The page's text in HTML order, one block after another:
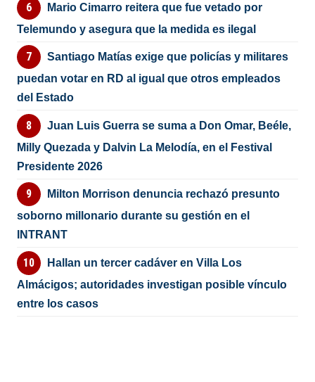
Mario Cimarro reitera que fue vetado por
Telemundo y asegura que la medida es ilegal
Santiago Matías exige que policías y militares
puedan votar en RD al igual que otros empleados
del Estado
Juan Luis Guerra se suma a Don Omar, Beéle,
Milly Quezada y Dalvin La Melodía, en el Festival
Presidente 2026
Milton Morrison denuncia rechazó presunto
soborno millonario durante su gestión en el
INTRANT
Hallan un tercer cadáver en Villa Los
Almácigos; autoridades investigan posible vínculo
entre los casos